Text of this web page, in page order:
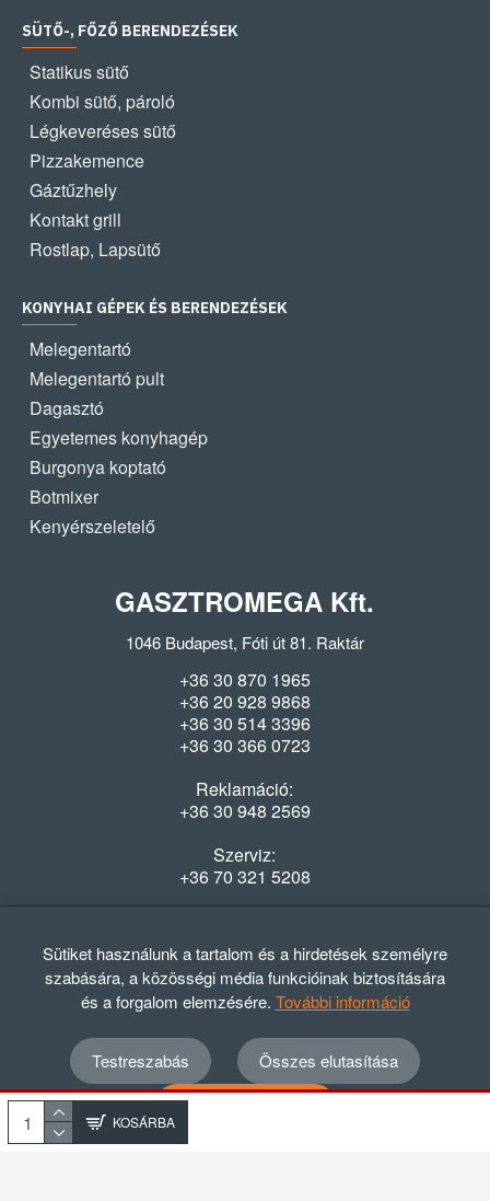
KOSÁRBA
SÜTŐ-, FŐZŐ BERENDEZÉSEK
Statikus sütő
Kombi sütő, pároló
Légkeveréses sütő
Pizzakemence
Gáztűzhely
Kontakt grill
Rostlap, Lapsütő
KONYHAI GÉPEK ÉS BERENDEZÉSEK
Melegentartó
Melegentartó pult
Dagasztó
Egyetemes konyhagép
Burgonya koptató
Botmixer
Kenyérszeletelő
GASZTROMEGA Kft.
1046 Budapest, Fóti út 81. Raktár
+36 30 870 1965
+36 20 928 9868
+36 30 514 3396
+36 30 366 0723
Reklamáció:
+36 30 948 2569
Szerviz:
+36 70 321 5208
Hétfő-Péntek: 08:00-16:30
© 2012 - 2024 GASZTRΩMEGA Kft.
Adatvédelmi szabályzat
ÁSZF
Elállási nyilatkozat
Sütiket használunk a tartalom és a hirdetések személyre
szabására, a közösségi média funkcióinak biztosítására
és a forgalom elemzésére. További információ
Testreszabás
Összes elutasítása
Összes elfogadása